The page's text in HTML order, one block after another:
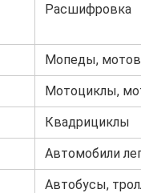
Расшифровка
Мопеды,
Мотоциклы,
Квадрициклы
Автомобили
Автобусы,